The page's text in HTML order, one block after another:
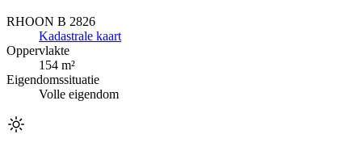
RHOON B 2826
Kadastrale kaart
Oppervlakte
154 m²
Eigendomssituatie
Volle eigendom